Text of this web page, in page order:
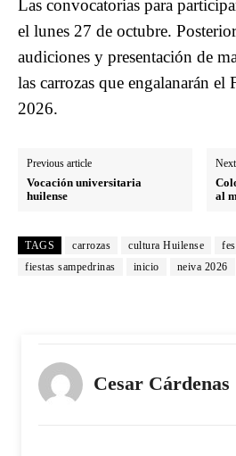
Las convocatorias para
el lunes 27 de octubre.
audiciones y presentación de
las carrozas que engalanarán
2026.
Previous article
Vocación universitaria
huilense
al
TAGS carrozas cultura Huilense
fiestas sampedrinas
inicio neiva 2026
Cesar Cárdenas